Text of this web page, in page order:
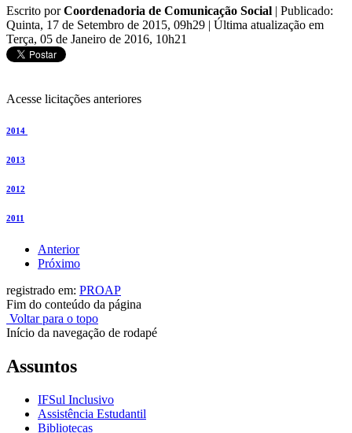
Escrito porCoordenadoria de Comunicação Social | Publicado:
Quinta, 17 de Setembro de 2015, 09h29 | Última atualização em
Terça, 05 de Janeiro de 2016, 10h21
Acesse licitações anteriores
2014
2013
2012
2011
Anterior
Próximo
registrado em: PROAP
Fim do conteúdo da página
Voltar para o topo
Início da navegação de rodapé
Assuntos
IFSul Inclusivo
Assistência Estudantil
Bibliotecas